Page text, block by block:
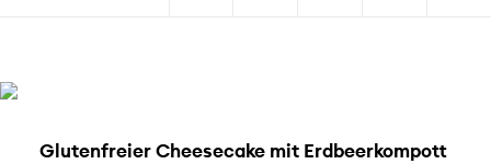
Glutenfreier Cheesecake mit Erdbeerkompott